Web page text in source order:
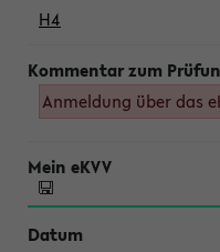
H4
Anmeldung über das